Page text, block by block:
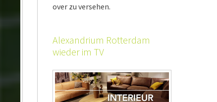
over zu versehen.
Alexandrium Rotterdam
wieder im TV